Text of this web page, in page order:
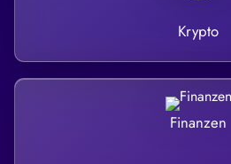
Krypto
Finanzen